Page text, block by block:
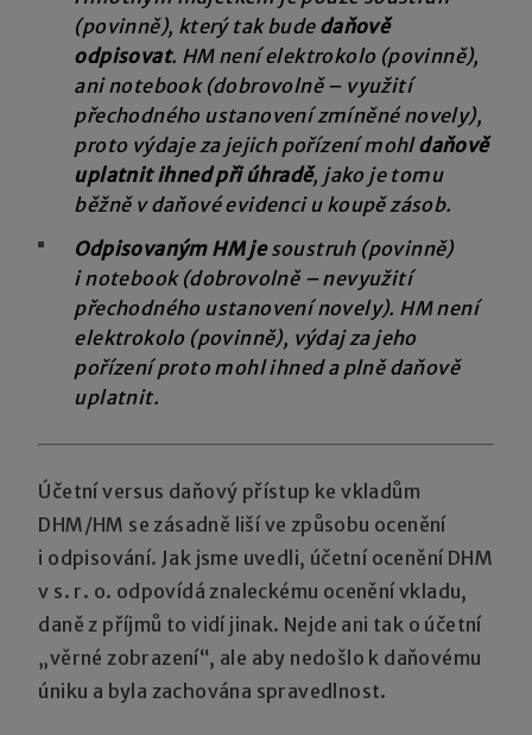
(povinně), který tak budedaňově
odpisovat. HM není elektrokolo (povinně),
ani notebook (dobrovolně – využití
přechodného ustanovení zmíněné novely),
proto výdaje za jejich pořízení mohldaňově
uplatnit ihned při úhradě, jako je tomu
běžně v daňové evidenci u koupě zásob.
Odpisovaným HM jesoustruh (povinně)
i notebook (dobrovolně – nevyužití
přechodného ustanovení novely). HM není
elektrokolo (povinně), výdaj za jeho
pořízení proto mohl ihned a plně daňově
uplatnit.
Účetní versus daňový přístup ke vkladům
DHM/HM se zásadně liší ve způsobu ocenění
i odpisování. Jak jsme uvedli, účetní ocenění DHM
v s. r. o. odpovídá znaleckému ocenění vkladu,
daně z příjmů to vidí jinak. Nejde ani tak o účetní
„věrné zobrazení“, ale aby nedošlo k daňovému
úniku a byla zachována spravedlnost.